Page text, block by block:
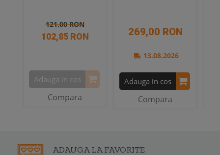
121,00 RON
102,85 RON
Adauga in cos
Compara
269,00 RON
13.08.2026
Adauga in cos
Compara
GARANTIE